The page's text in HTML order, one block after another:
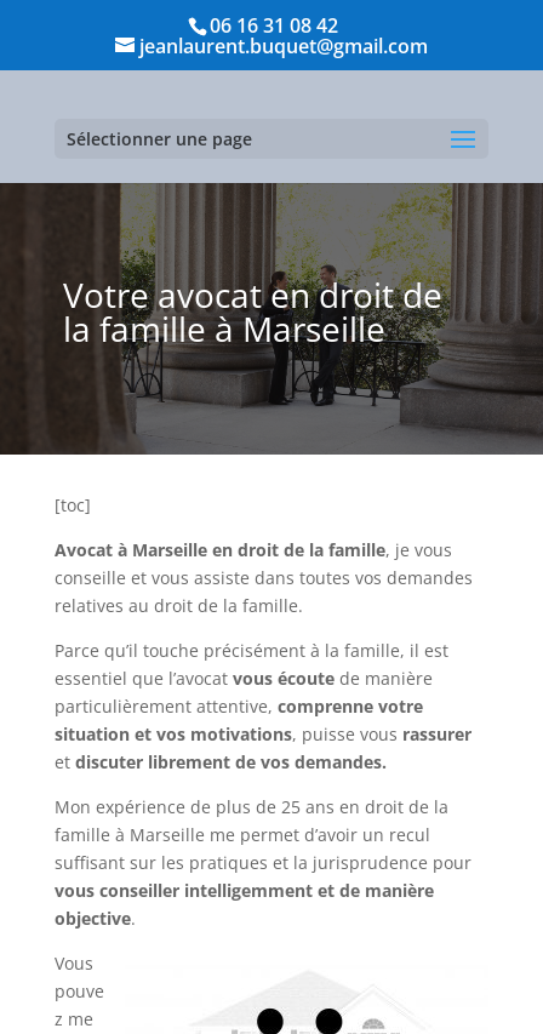
06 16 31 08 42
jeanlaurent.buquet@gmail.com
Sélectionner une page
Votre avocat en droit de
la famille à Marseille
[toc]
Avocat à Marseille en droit de la famille, je vous
conseille et vous assiste dans toutes vos demandes
relatives au droit de la famille.
Parce qu’il touche précisément à la famille, il est
essentiel que l’avocat vous écoute de manière
particulièrement attentive, comprenne votre
situation et vos motivations, puisse vous rassurer
et discuter librement de vos demandes.
Mon expérience de plus de 25 ans en droit de la
famille à Marseille me permet d’avoir un recul
suffisant sur les pratiques et la jurisprudence pour
vous conseiller intelligemment et de manière
objective.
Vous
pouve
z me